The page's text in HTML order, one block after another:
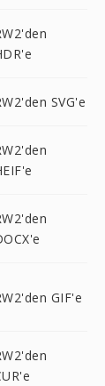
SVG'e
GIF'e